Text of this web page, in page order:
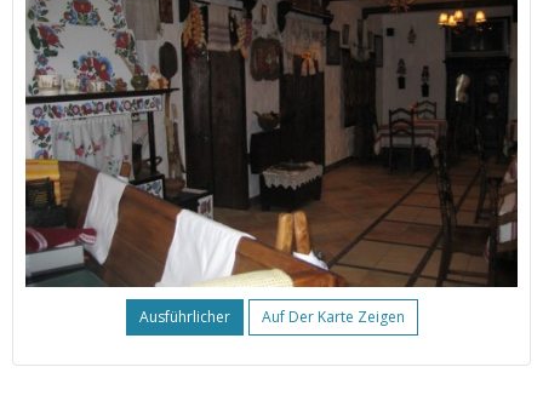
Ausführlicher Auf Der Karte Zeigen